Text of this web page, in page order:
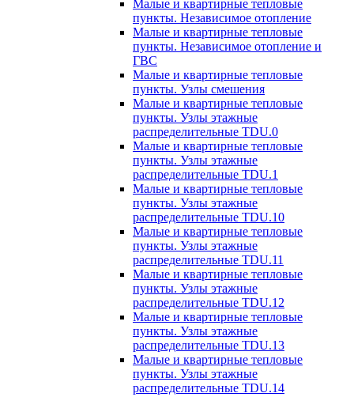
Малые и квартирные тепловые
пункты. Независимое отопление
Малые и квартирные тепловые
пункты. Независимое отопление и
ГВС
Малые и квартирные тепловые
пункты. Узлы смешения
Малые и квартирные тепловые
пункты. Узлы этажные
распределительные TDU.0
Малые и квартирные тепловые
пункты. Узлы этажные
распределительные TDU.1
Малые и квартирные тепловые
пункты. Узлы этажные
распределительные TDU.10
Малые и квартирные тепловые
пункты. Узлы этажные
распределительные TDU.11
Малые и квартирные тепловые
пункты. Узлы этажные
распределительные TDU.12
Малые и квартирные тепловые
пункты. Узлы этажные
распределительные TDU.13
Малые и квартирные тепловые
пункты. Узлы этажные
распределительные TDU.14